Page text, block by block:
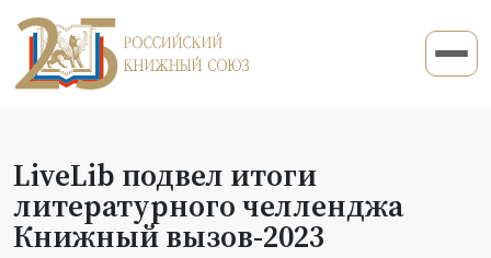
LiveLib подвел итоги
литературного челленджа
Книжный вызов-2023